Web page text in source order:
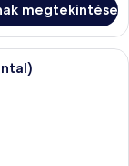
megtekintése
szoba,